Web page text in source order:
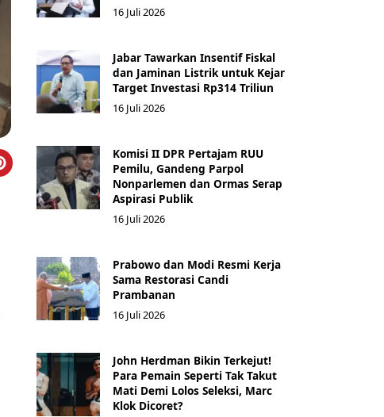
16 Juli 2026
Jabar Tawarkan Insentif Fiskal
dan Jaminan Listrik untuk Kejar
Target Investasi Rp314 Triliun
16 Juli 2026
Komisi II DPR Pertajam RUU
Pemilu, Gandeng Parpol
Nonparlemen dan Ormas Serap
Aspirasi Publik
16 Juli 2026
Prabowo dan Modi Resmi Kerja
Sama Restorasi Candi
Prambanan
16 Juli 2026
John Herdman Bikin Terkejut!
Para Pemain Seperti Tak Takut
Mati Demi Lolos Seleksi, Marc
Klok Dicoret?